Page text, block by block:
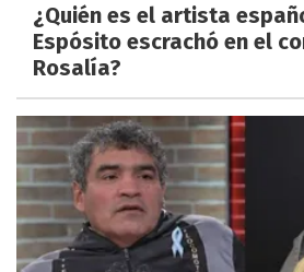
¿Quién es el artista
Espósito escrachó en el
Rosalía?